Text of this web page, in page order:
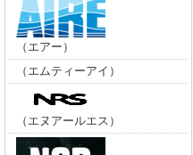
（エアー）
（エムティーアイ）
（エヌアールエス）